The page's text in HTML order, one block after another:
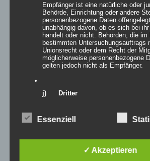
Easy Sculptures- easy
Empfänger ist eine natürliche oder
Behörde, Einrichtung oder andere
personenbezogene Daten
unabhängig davon, ob es sich bei
handelt oder nicht. Behörden, die im
bestimmten Untersuchungsauftrags
Unionsrecht oder dem Recht der
möglicherweise personenbezogene
gelten jedoch nicht als Empfänger.
j) Dritter
Dritter ist eine natürliche oder
Behörde, Einrichtung oder andere
des Auftragsverarbeiters befugt sind,
Essenziell
✓ Akzeptieren